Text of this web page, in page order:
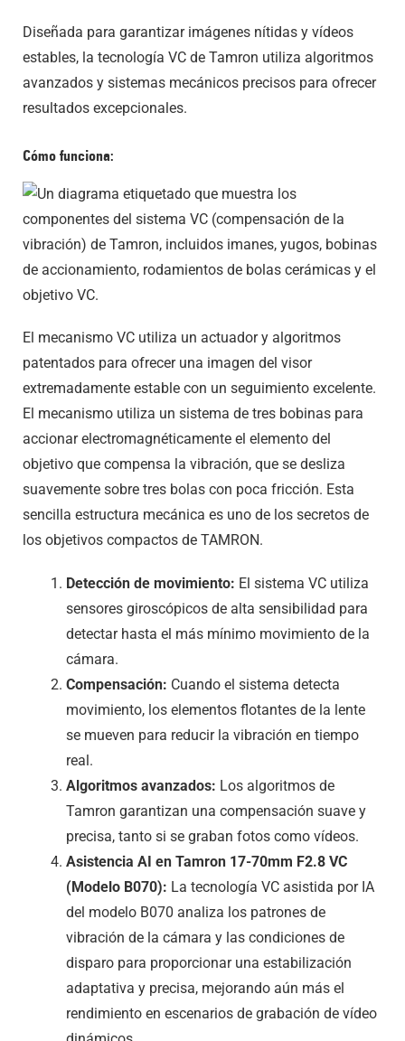
Diseñada para garantizar imágenes nítidas y vídeos
estables, la tecnología VC de Tamron utiliza algoritmos
avanzados y sistemas mecánicos precisos para ofrecer
resultados excepcionales.
Cómo funciona:
El mecanismo VC utiliza un actuador y algoritmos
patentados para ofrecer una imagen del visor
extremadamente estable con un seguimiento excelente.
El mecanismo utiliza un sistema de tres bobinas para
accionar electromagnéticamente el elemento del
objetivo que compensa la vibración, que se desliza
suavemente sobre tres bolas con poca fricción. Esta
sencilla estructura mecánica es uno de los secretos de
los objetivos compactos de TAMRON.
Detección de movimiento: El sistema VC utiliza
sensores giroscópicos de alta sensibilidad para
detectar hasta el más mínimo movimiento de la
cámara.
Compensación: Cuando el sistema detecta
movimiento, los elementos flotantes de la lente
se mueven para reducir la vibración en tiempo
real.
Algoritmos avanzados: Los algoritmos de
Tamron garantizan una compensación suave y
precisa, tanto si se graban fotos como vídeos.
Asistencia AI en Tamron 17-70mm F2.8 VC
(Modelo B070): La tecnología VC asistida por IA
del modelo B070 analiza los patrones de
vibración de la cámara y las condiciones de
disparo para proporcionar una estabilización
adaptativa y precisa, mejorando aún más el
rendimiento en escenarios de grabación de vídeo